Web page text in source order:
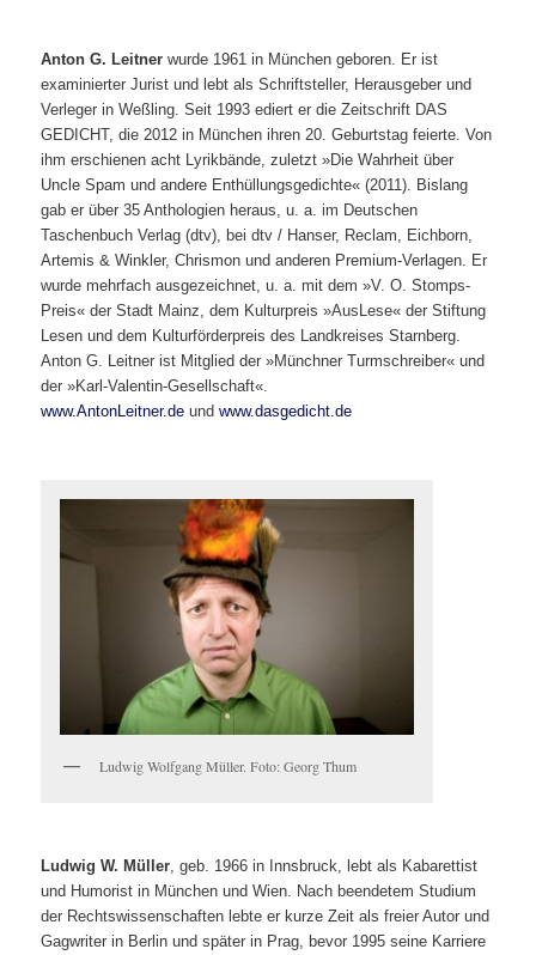
Anton G. Leitner wurde 1961 in München geboren. Er ist
examinierter Jurist und lebt als Schriftsteller, Herausgeber und
Verleger in Weßling. Seit 1993 ediert er die Zeitschrift DAS
GEDICHT, die 2012 in München ihren 20. Geburtstag feierte. Von
ihm erschienen acht Lyrikbände, zuletzt »Die Wahrheit über
Uncle Spam und andere Enthüllungsgedichte« (2011). Bislang
gab er über 35 Anthologien heraus, u. a. im Deutschen
Taschenbuch Verlag (dtv), bei dtv / Hanser, Reclam, Eichborn,
Artemis & Winkler, Chrismon und anderen Premium-Verlagen. Er
wurde mehrfach ausgezeichnet, u. a. mit dem »V. O. Stomps-
Preis« der Stadt Mainz, dem Kulturpreis »AusLese« der Stiftung
Lesen und dem Kulturförderpreis des Landkreises Starnberg.
Anton G. Leitner ist Mitglied der »Münchner Turmschreiber« und
der »Karl-Valentin-Gesellschaft«.
www.AntonLeitner.de undwww.dasgedicht.de
Ludwig Wolfgang Müller. Foto: Georg Thum
Ludwig W. Müller , geb. 1966 in Innsbruck, lebt als Kabarettist
und Humorist in München und Wien. Nach beendetem Studium
der Rechtswissenschaften lebte er kurze Zeit als freier Autor und
Gagwriter in Berlin und später in Prag, bevor 1995 seine Karriere